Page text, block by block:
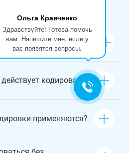
Ольга Кравченко
Здравствуйте! Готова помочь
вам. Напишите мне, если у
вас появятся вопросы.
от наркомании и как
кодирование?
применяются?